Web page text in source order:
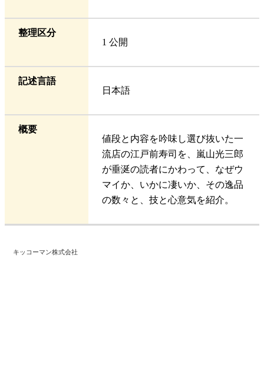
整理区分
1 公開
記述言語
日本語
概要
値段と内容を吟味し選び抜いた一
流店の江戸前寿司を、嵐山光三郎
が垂涎の読者にかわって、なぜウ
マイか、いかに凄いか、その逸品
の数々と、技と心意気を紹介。
キッコーマン株式会社